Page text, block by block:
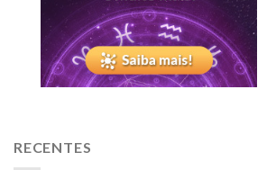
RECENTES